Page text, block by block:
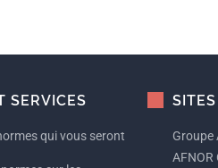
SERVICES
qui vous seront
Groupe